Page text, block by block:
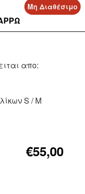
Μη Διαθέσιμο
απο:
S / M
€55,00